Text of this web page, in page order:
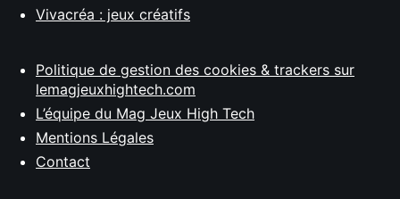
Vivacréa : jeux créatifs
Politique de gestion des cookies & trackers sur
lemagjeuxhightech.com
L’équipe du Mag Jeux High Tech
Mentions Légales
Contact